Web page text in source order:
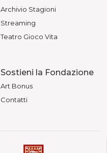
Archivio Stagioni
Streaming
Teatro Gioco Vita
Sostieni la Fondazione
Art Bonus
Contatti